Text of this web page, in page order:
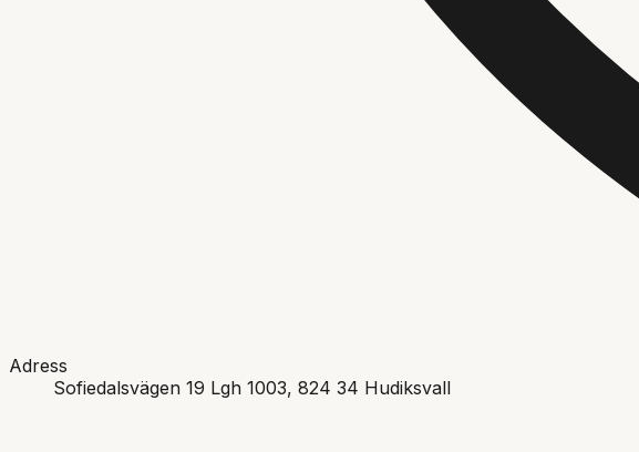
Adress
Sofiedalsvägen 19 Lgh 1003, 824 34 Hudiksvall